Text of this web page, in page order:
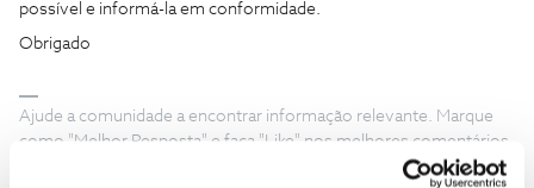
possível e informá-la em conformidade.
Obrigado
Ajude a comunidade a encontrar informação relevante. Marque
como "Melhor Resposta" e faça "Like" nos melhores comentários.